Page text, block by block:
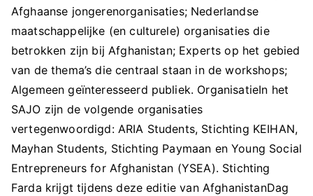
Afghaanse jongerenorganisaties; Nederlandse
maatschappelijke (en culturele) organisaties die
betrokken zijn bij Afghanistan; Experts op het gebied
van de thema’s die centraal staan in de workshops;
Algemeen geïnteresseerd publiek. OrganisatieIn het
SAJO zijn de volgende organisaties
vertegenwoordigd: ARIA Students, Stichting KEIHAN,
Mayhan Students, Stichting Paymaan en Young Social
Entrepreneurs for Afghanistan (YSEA). Stichting
Farda krijgt tijdens deze editie van AfghanistanDag